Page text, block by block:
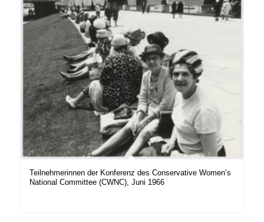
Teilnehmerinnen der Konferenz des Conservative Women’s
National Committee (CWNC), Juni 1966